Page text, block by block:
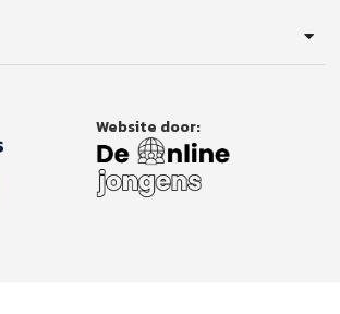
Website door: